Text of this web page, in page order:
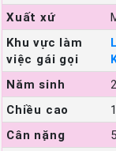
Xuất xứ
Khu vực làm
việc gái gọi
Năm sinh
Chiều cao
Cân nặng